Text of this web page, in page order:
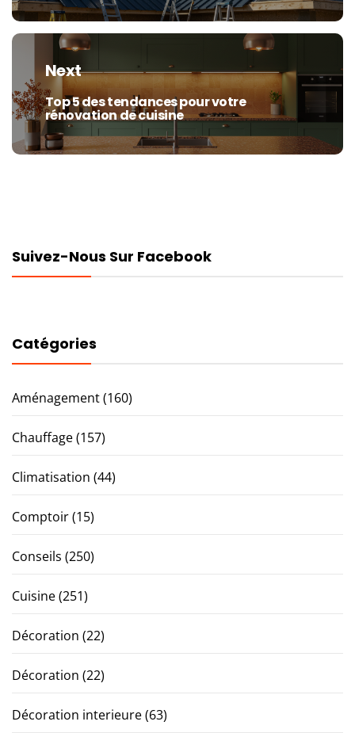
Next
Next
post:
Top 5 des tendances pour votre
rénovation de cuisine
Suivez-Nous Sur Facebook
Catégories
Aménagement(160)
Chauffage(157)
Climatisation (44)
Comptoir(15)
Conseils (250)
Cuisine(251)
Décoration (22)
Décoration (22)
Décoration interieure(63)